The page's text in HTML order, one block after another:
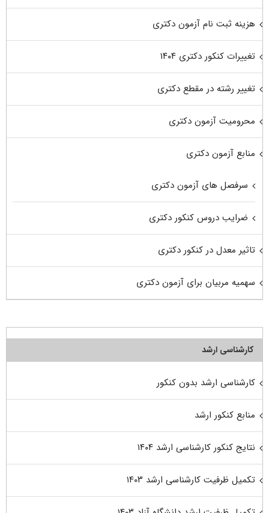
هزینه ثبت نام آزمون دکتری
تغییرات کنکور دکتری ۱۴۰۴
تغییر رشته در مقطع دکتری
محرومیت آزمون دکتری
منابع آزمون دکتری
سرفصل های آزمون دکتری
ضرایب دروس کنکور دکتری
تاثیر معدل در کنکور دکتری
سهمیه مربیان برای آزمون دکتری
کارشناسی ارشد
کارشناسی ارشد بدون کنکور
منابع کنکور ارشد
نتایج کنکور کارشناسی ارشد ۱۴۰۴
تکمیل ظرفیت کارشناسی ارشد ۱۴۰۳